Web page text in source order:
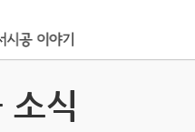
소식